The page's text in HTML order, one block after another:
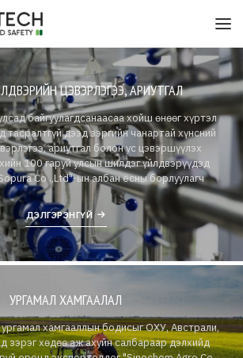
ЦЭВЭРЛЭГЭЭ, АРИУТГАЛ
байгуулагдсанаасаа хойш өнөөг хүртэл
дээд зэргийн чанартай хүнсний
ариутгал болон ус цэвэршүүлэх
100 гаруй улсын шилдэг үйлдвэрүүдэд
Co .,Ltd"-ын албан ёсны борлуулагч
ДЭЛГЭРЭНГҮЙ
УРГАМАЛ ХАМГААЛАЛ
хамгааллын бодисыг ОХУ, Австрали,
зэрэг хөдөө аж ахуйн салбараар дэлхийд